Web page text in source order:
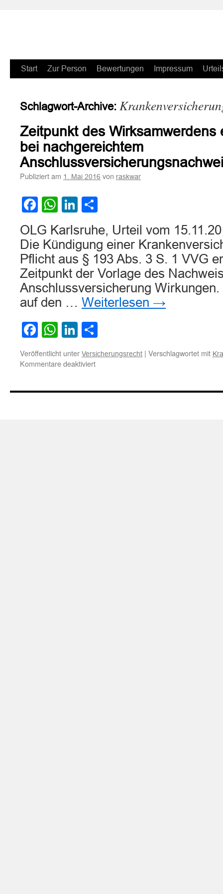
Zum
springen
Start Zur Person Bewertungen Impressum
Schlagwort-Archive:
Zeitpunkt des Wirksamwerdens
bei nachgereichtem
Publiziert am 1. Mai 2016 von raskwar
Facebook
WhatsApp
LinkedIn
OLG Karlsruhe, Urteil vom
Die Kündigung einer
Pflicht aus § 193 Abs. 3 S. 1 VVG
Zeitpunkt der Vorlage des
Anschlussversicherung
auf den … Weiterlesen →
Facebook
WhatsApp
LinkedIn
Veröffentlicht unter Versicherungsrecht | Verschlagwortet mit
Kommentare deaktiviertfür
Wirksamwerdens